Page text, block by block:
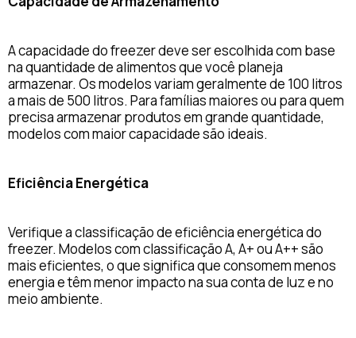
A capacidade do freezer deve ser escolhida com base
na quantidade de alimentos que você planeja
armazenar. Os modelos variam geralmente de 100 litros
a mais de 500 litros. Para famílias maiores ou para quem
precisa armazenar produtos em grande quantidade,
modelos com maior capacidade são ideais.
Eficiência Energética
Verifique a classificação de eficiência energética do
freezer. Modelos com classificação A, A+ ou A++ são
mais eficientes, o que significa que consomem menos
energia e têm menor impacto na sua conta de luz e no
meio ambiente.